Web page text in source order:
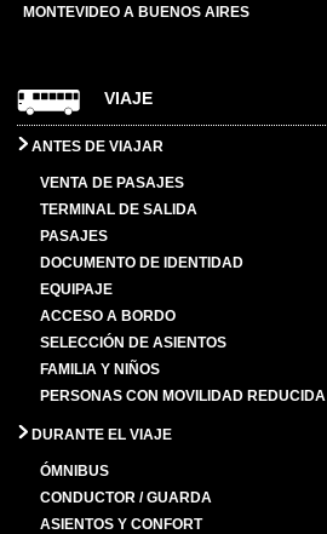
MONTEVIDEO A BUENOS AIRES
VIAJE
ANTES DE VIAJAR
VENTA DE PASAJES
TERMINAL DE SALIDA
PASAJES
DOCUMENTO DE IDENTIDAD
EQUIPAJE
ACCESO A BORDO
SELECCIÓN DE ASIENTOS
FAMILIA Y NIÑOS
PERSONAS CON MOVILIDAD REDUCIDA
DURANTE EL VIAJE
ÓMNIBUS
CONDUCTOR / GUARDA
ASIENTOS Y CONFORT